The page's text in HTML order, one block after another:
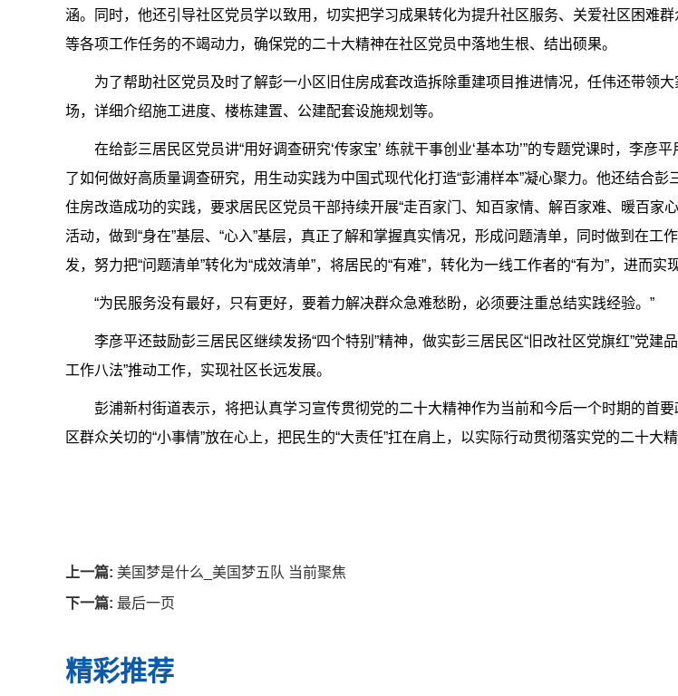
涵。同时，他还引导社区党员学以致用，切实把学习成果转化为提升社区服务、关爱社区困难
等各项工作任务的不竭动力，确保党的二十大精神在社区党员中落地生根、结出硕果。
为了帮助社区党员及时了解彭一小区旧住房成套改造拆除重建项目推进情况，任伟还带领
场，详细介绍施工进度、楼栋建置、公建配套设施规划等。
在给彭三居民区党员讲“用好调查研究‘传家宝’ 练就干事创业‘基本功’”的专题党课时，李彦
了如何做好高质量调查研究，用生动实践为中国式现代化打造“彭浦样本”凝心聚力。他还结合彭
住房改造成功的实践，要求居民区党员干部持续开展“走百家门、知百家情、解百家难、暖百家心
活动，做到“身在”基层、“心入”基层，真正了解和掌握真实情况，形成问题清单，同时做到在工
发，努力把“问题清单”转化为“成效清单”，将居民的“有难”，转化为一线工作者的“有为”，进而实现
“为民服务没有最好，只有更好，要着力解决群众急难愁盼，必须要注重总结实践经验。”
李彦平还鼓励彭三居民区继续发扬“四个特别”精神，做实彭三居民区“旧改社区党旗红”党建
工作八法”推动工作，实现社区长远发展。
彭浦新村街道表示，将把认真学习宣传贯彻党的二十大精神作为当前和今后一个时期的首
区群众关切的“小事情”放在心上，把民生的“大责任”扛在肩上，以实际行动贯彻落实党的二十大精
上一篇: 美国梦是什么_美国梦五队 当前聚焦
下一篇: 最后一页
精彩推荐